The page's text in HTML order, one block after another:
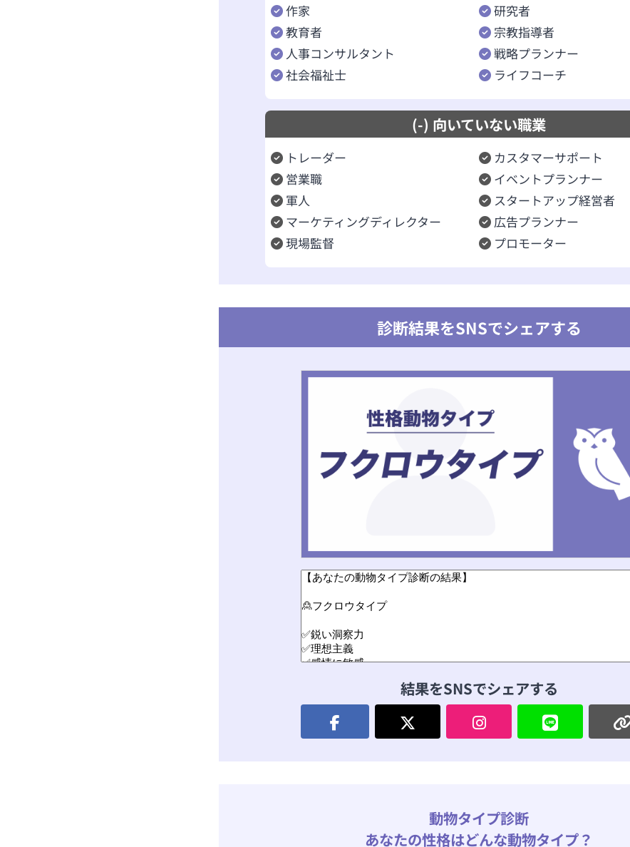
作家
教育者
人事コンサルタント
社会福祉士
研究者
宗教指導者
戦略プランナー
ライフコーチ
(-) 向いていない職業
トレーダー
営業職
軍人
マーケティングディレクター
現場監督
カスタマーサポート
イベントプランナー
スタートアップ経営者
広告プランナー
プロモーター
診断結果をSNSでシェアする
結果をSNSでシェアする
動物タイプ診断
あなたの性格はどんな動物タイプ？